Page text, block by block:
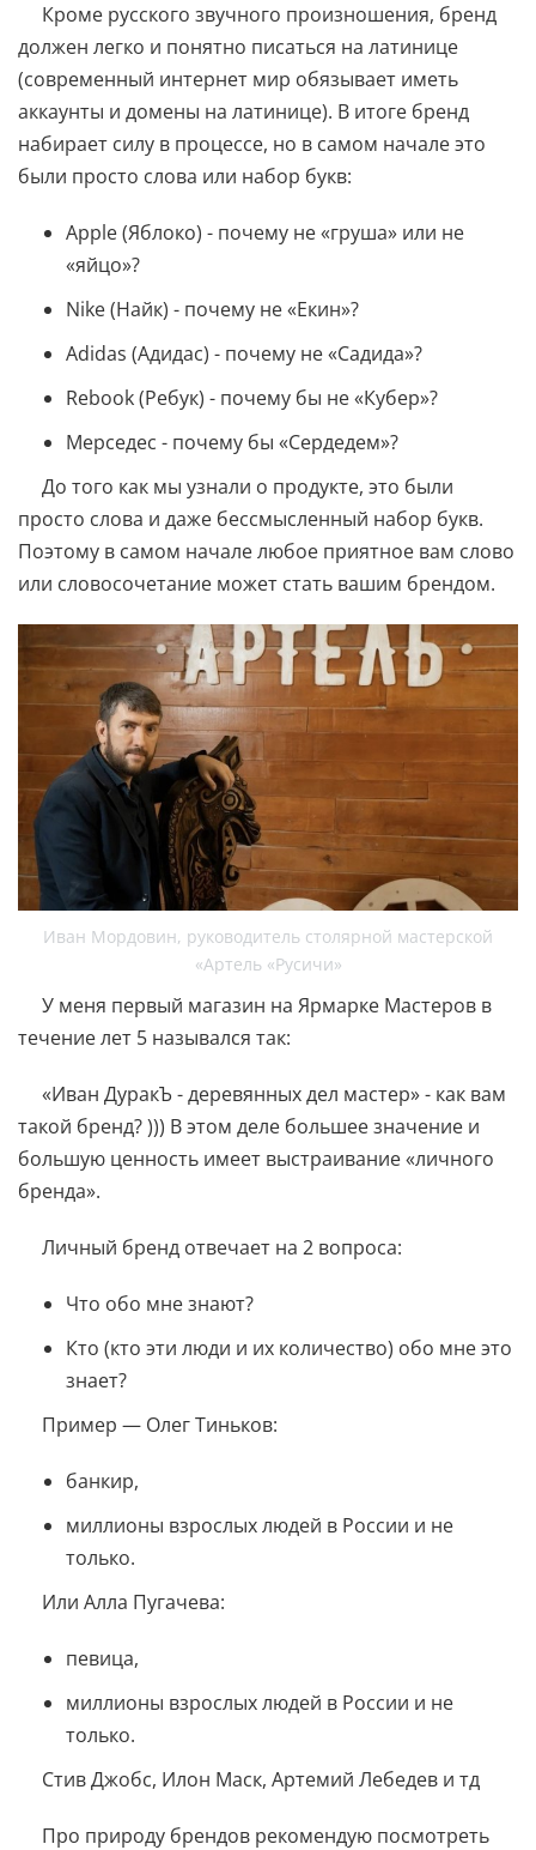
Кроме русского звучного произношения, бренд
должен легко и понятно писаться на латинице
(современный интернет мир обязывает иметь
аккаунты и домены на латинице). В итоге бренд
набирает силу в процессе, но в самом начале это
были просто слова или набор букв:
Apple (Яблоко) - почему не «груша» или не
«яйцо»?
Nike (Найк) - почему не «Екин»?
Adidas (Адидас) - почему не «Садида»?
Rebook (Ребук) - почему бы не «Кубер»?
Мерседес - почему бы «Сердедем»?
До того как мы узнали о продукте, это были
просто слова и даже бессмысленный набор букв.
Поэтому в самом начале любое приятное вам слово
или словосочетание может стать вашим брендом.
Иван Мордовин, руководитель столярной мастерской
«Артель «Русичи»
У меня первый магазин на Ярмарке Мастеров в
течение лет 5 назывался так:
«Иван ДуракЪ - деревянных дел мастер» - как вам
такой бренд? ))) В этом деле большее значение и
большую ценность имеет выстраивание «личного
бренда».
Личный бренд отвечает на 2 вопроса:
Что обо мне знают?
Кто (кто эти люди и их количество) обо мне это
знает?
Пример — Олег Тиньков:
банкир,
миллионы взрослых людей в России и не
только.
Или Алла Пугачева:
певица,
миллионы взрослых людей в России и не
только.
Стив Джобс, Илон Маск, Артемий Лебедев и тд
Про природу брендов рекомендую посмотреть